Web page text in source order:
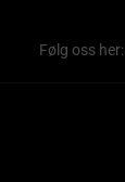
Følg oss her: